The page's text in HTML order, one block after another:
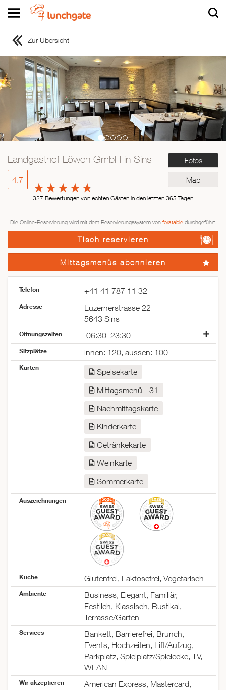
ZUR STARTSEITE
ZUR RESTAURANTSUCHE
Asiatisch
Italienisch
Französisch
Traditionell
Mexikanisch
Spanisch
Zur Übersicht
Fotos
Map
Landgasthof Löwen GmbH in Sins
4.7
327 Bewertungen von echten Gästen in den letzten 365 Tagen
Die Online-Reservierung wird mit dem Reservierungssystem von foratabledurchgeführt.
Tisch reservieren
Mittagsmenüs abonnieren
Telefon +41 41 787 11 32
Adresse
Luzernerstrasse 22
5643 Sins
Öffnungszeiten
06:30–23:30
Montag
Mittwoch
06:30–23:30
06:30–23:30
06:30–14:00
06:30–23:30
07:00–16:00
Sitzplätze innen: 120, aussen: 100
Karten
Speisekarte
Mittagsmenü - 31
Nachmittagskarte
Kinderkarte
Getränkekarte
Weinkarte
Sommerkarte
Auszeichnungen
Küche Glutenfrei, Laktosefrei, Vegetarisch
Ambiente
Business, Elegant, Familiär,
Festlich, Klassisch, Rustikal,
Terrasse/Garten
Services
Bankett, Barrierefrei, Brunch,
Events, Hochzeiten, Lift/Aufzug,
Parkplatz, Spielplatz/Spielecke, TV,
WLAN
Wir akzeptieren
American Express, Mastercard,